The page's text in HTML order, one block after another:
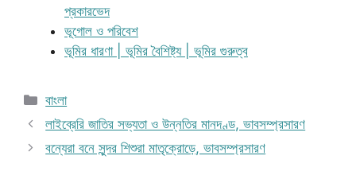
প্রকারভেদ
ভূগোল ও পরিবেশ
ভূমির ধারণা | ভূমির বৈশিষ্ট্য | ভূমির গুরুত্ব
Categories
বাংলা
লাইব্রেরি জাতির সভ্যতা ও উন্নতির মানদণ্ড, ভাবসম্প্রসারণ
বন্যেরা বনে সুন্দর শিশুরা মাতৃক্রোড়ে, ভাবসম্প্রসারণ